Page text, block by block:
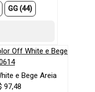
GG (44)
e Bege Areia
97,48